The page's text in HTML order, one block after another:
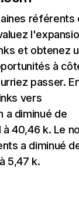
référents
et obtenez
à
passer.
vers
a diminué de
40,46 k. Le
a diminué
5,47 k.